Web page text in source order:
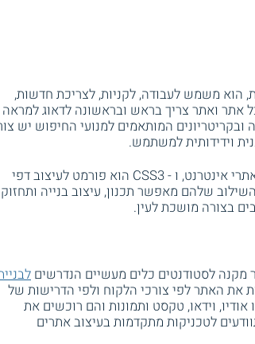
הוא משמש לעבודה, לקניות, לצריכת חדשות,
אתר ואתר צריך בראש ובראשונה לדאוג למראה
המותאמים למנועי החיפוש יש
וידידותית למשתמש.
HTML5 היא שפת תגיות המיועדת ליצירה ולעיצוב של אתרי אינטרנט, ו - CSS3 הוא פורמט לעיצוב דפי
שלהם מאפשר תכנון, עיצוב בנייה
בצורה מושכת לעין.
את האתר לפי צורכי הלקוח ולפי הדרישות של
וידאו, טקסט ותמונות והם רוכשים את
לטכניקות מתקדמות בעיצוב אתרים